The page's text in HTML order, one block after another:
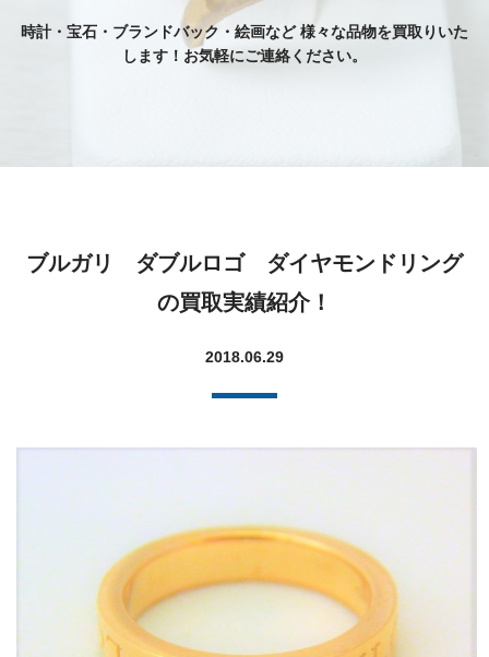
時計・宝石・ブランドバック・絵画など様々な品物を買取りいた
します！お気軽にご連絡ください。
ブルガリ ダブルロゴ ダイヤモンドリング
の買取実績紹介！
2018.06.29